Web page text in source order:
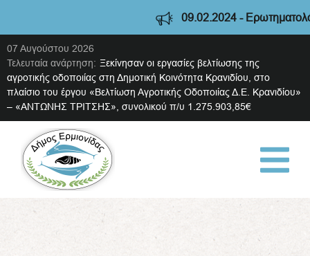
09.02.2024 -
07 Αυγούστου 2026
Τελευταία ανάρτηση: Ξεκίνησαν οι εργασίες βελτίωσης της
αγροτικής οδοποιίας στη Δημοτική Κοινότητα Κρανιδίου, στο
πλαίσιο του έργου «Βελτίωση Αγροτικής Οδοποιίας Δ.Ε. Κρανιδίου»
– «ΑΝΤΩΝΗΣ ΤΡΙΤΣΗΣ», συνολικού π/υ 1.275.903,85€